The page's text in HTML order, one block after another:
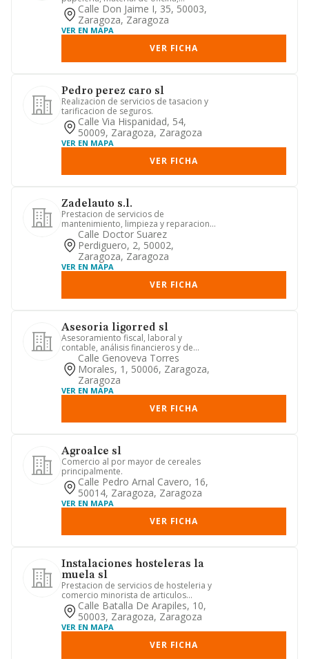
mobiliario, mantenimiento de equ...
Calle Don Jaime I, 35, 50003,
Zaragoza, Zaragoza
VER EN MAPA
VER FICHA
Pedro perez caro sl
Realizacion de servicios de tasacion y
tarificacion de seguros.
Calle Via Hispanidad, 54,
50009, Zaragoza, Zaragoza
VER EN MAPA
VER FICHA
Zadelauto s.l.
Prestacion de servicios de
mantenimiento, limpieza y reparacion
de vehiculos automoviles, ligeros o...
Calle Doctor Suarez
Perdiguero, 2, 50002,
Zaragoza, Zaragoza
VER EN MAPA
VER FICHA
Asesoria ligorred sl
Asesoramiento fiscal, laboral y
contable, análisis financieros y de
costospara empresas y particula...
Calle Genoveva Torres
Morales, 1, 50006, Zaragoza,
Zaragoza
VER EN MAPA
VER FICHA
Agroalce sl
Comercio al por mayor de cereales
principalmente.
Calle Pedro Arnal Cavero, 16,
50014, Zaragoza, Zaragoza
VER EN MAPA
VER FICHA
Instalaciones hosteleras la
muela sl
Prestacion de servicios de hosteleria y
comercio minorista de articulos
relacionados con la misma
Calle Batalla De Arapiles, 10,
50003, Zaragoza, Zaragoza
VER EN MAPA
VER FICHA